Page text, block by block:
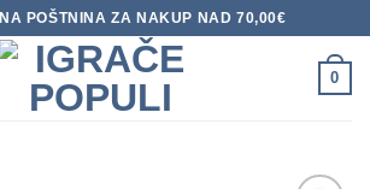
POŠTNINA ZA NAKUP NAD 70,00€
0